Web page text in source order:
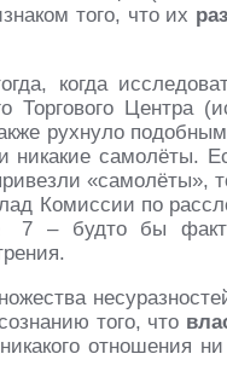
того, что их
когда
Центра
рухнуло
никакие самолёты.
Комиссии по
– будто бы факт
того, что
отношения